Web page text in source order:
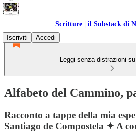
Scritture | il Substack di
Iscriviti
Accedi
Leggi senza distrazioni
Alfabeto del Cammino,
Racconto a tappe della mia
Santiago de Compostela ✦ A